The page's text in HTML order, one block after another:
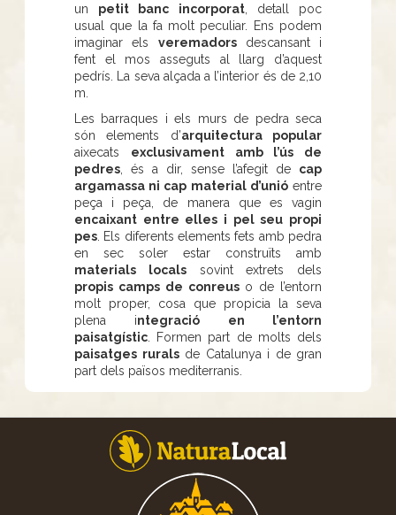
un petit banc incorporat, detall poc
usual que la fa molt peculiar. Ens podem
imaginar els veremadorsdescansant i
fent el mos asseguts al llarg d’aquest
pedrís. La seva alçada a l’interior és de 2,10
m.
Les barraques i els murs de pedra seca
són elements d’arquitectura popular
aixecats exclusivament amb l’ús de
pedres , és a dir, sense l’afegit de cap
argamassa ni cap material d’unióentre
peça i peça, de manera que es vagin
encaixant entre elles i pel seu propi
pes . Els diferents elements fets amb pedra
en sec soler estar construïts amb
materials localssovint extrets dels
propis camps de conreuso de l’entorn
molt proper, cosa que propicia la seva
plena integració en l’entorn
paisatgístic . Formen part de molts dels
paisatges ruralsde Catalunya i de gran
part dels països mediterranis.